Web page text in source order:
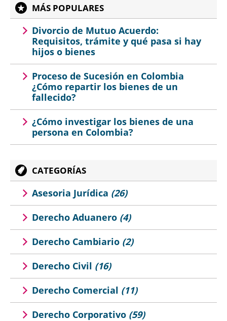
MÁS POPULARES
Divorcio de Mutuo Acuerdo:
Requisitos, trámite y qué pasa si hay
hijos o bienes
Proceso de Sucesión en Colombia
¿Cómo repartir los bienes de un
fallecido?
¿Cómo investigar los bienes de una
persona en Colombia?
CATEGORÍAS
Asesoria Jurídica (26)
Derecho Aduanero (4)
Derecho Cambiario (2)
Derecho Civil (16)
Derecho Comercial (11)
Derecho Corporativo (59)